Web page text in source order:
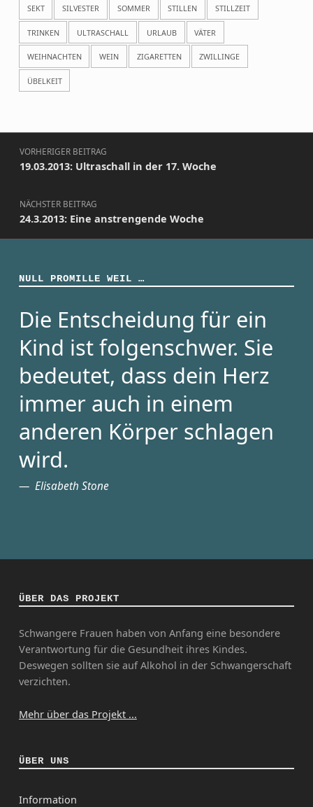
SEKT SILVESTER SOMMER STILLEN STILLZEIT
TRINKEN ULTRASCHALL URLAUB VÄTER
WEIHNACHTEN WEIN ZIGARETTEN ZWILLINGE
ÜBELKEIT
Beitragsnavigation
VORHERIGER BEITRAG
19.03.2013: Ultraschall in der 17. Woche
NÄCHSTER BEITRAG
24.3.2013: Eine anstrengende Woche
NULL PROMILLE WEIL …
Die Entscheidung für ein
Kind ist folgenschwer. Sie
bedeutet, dass dein Herz
immer auch in einem
anderen Körper schlagen
wird.
Elisabeth Stone
ÜBER DAS PROJEKT
Schwangere Frauen haben von Anfang eine besondere
Verantwortung für die Gesundheit ihres Kindes.
Deswegen sollten sie auf Alkohol in der Schwangerschaft
verzichten.
Mehr über das Projekt ...
ÜBER UNS
Information